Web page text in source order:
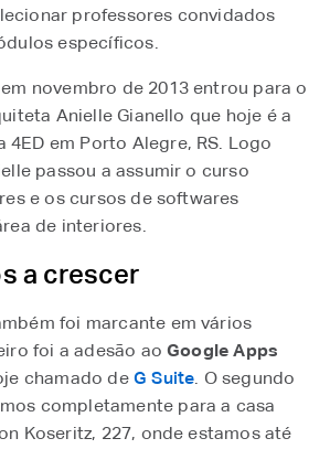
professores convidados
específicos.
novembro de 2013 entrou para o
Anielle Gianello que hoje é a
4ED em Porto Alegre, RS. Logo
passou a assumir o curso
e os cursos de softwares
de interiores.
a crescer
foi marcante em vários
foi a adesão aoGoogle Apps
chamado de G Suite. O segundo
completamente para a casa
Koseritz, 227, onde estamos até